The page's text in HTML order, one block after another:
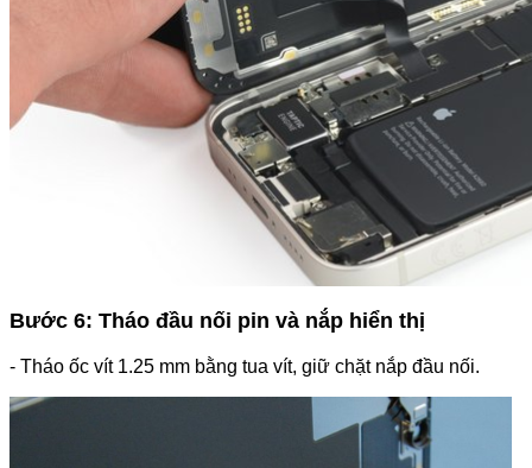
Bước 6: Tháo đầu nối pin và nắp hiển thị
- Tháo ốc vít 1.25 mm bằng tua vít, giữ chặt nắp đầu nối.